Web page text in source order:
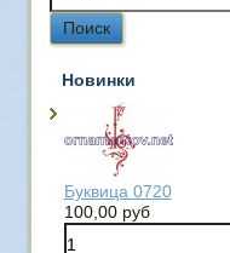
Новинки
Буквица 0720
100,00 руб